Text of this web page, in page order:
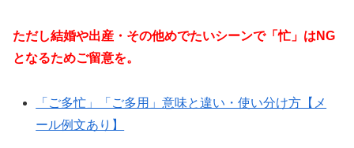
ただし結婚や出産・その他めでたいシーンで「忙」はNG
となるためご留意を。
「ご多忙」「ご多用」意味と違い・使い分け方【メ
ール例文あり】